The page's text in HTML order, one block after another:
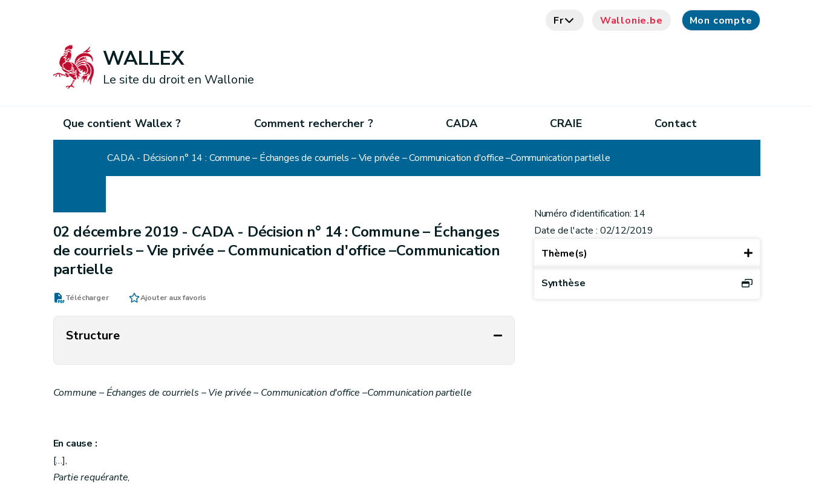
Fr Wallonie.be Mon compte
WALLEX
Le site du droit en Wallonie
Que contient Wallex ? Comment rechercher ? CADA CRAIE Contact
CADA - Décision n° 14 : Commune – Échanges de courriels – Vie privée – Communication d'office –Communication partielle
02 décembre 2019 - CADA - Décision n° 14 : Commune – Échanges
de courriels – Vie privée – Communication d'office –Communication
partielle
Télécharger Ajouter aux favoris
Structure
Commune – Échanges de courriels – Vie privée – Communication d'office –Communication partielle
En cause :
[…],
Partie requérante,
Numéro d'identification: 14
Date de l'acte : 02/12/2019
Thème(s)
Synthèse